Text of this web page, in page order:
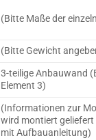
(Bitte Maße der
(Bitte Gewicht
3-teilige Anbauwand
Element 3)
(Informationen zur
wird montiert
mit Aufbauanleitung)